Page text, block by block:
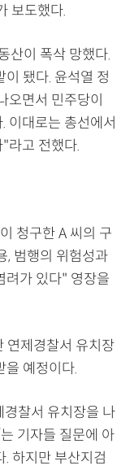
보도했다.
산이 폭삭 망했다.
됐다. 윤석열 정
오면서 민주당이
이대로는 총선에서
라고 전했다.
청구한 A 씨의 구
, 범행의 위험성과
려가 있다" 영장을
연제경찰서 유치장
을 예정이다.
찰서 유치장을 나
기자들 질문에 아
하지만 부산지검